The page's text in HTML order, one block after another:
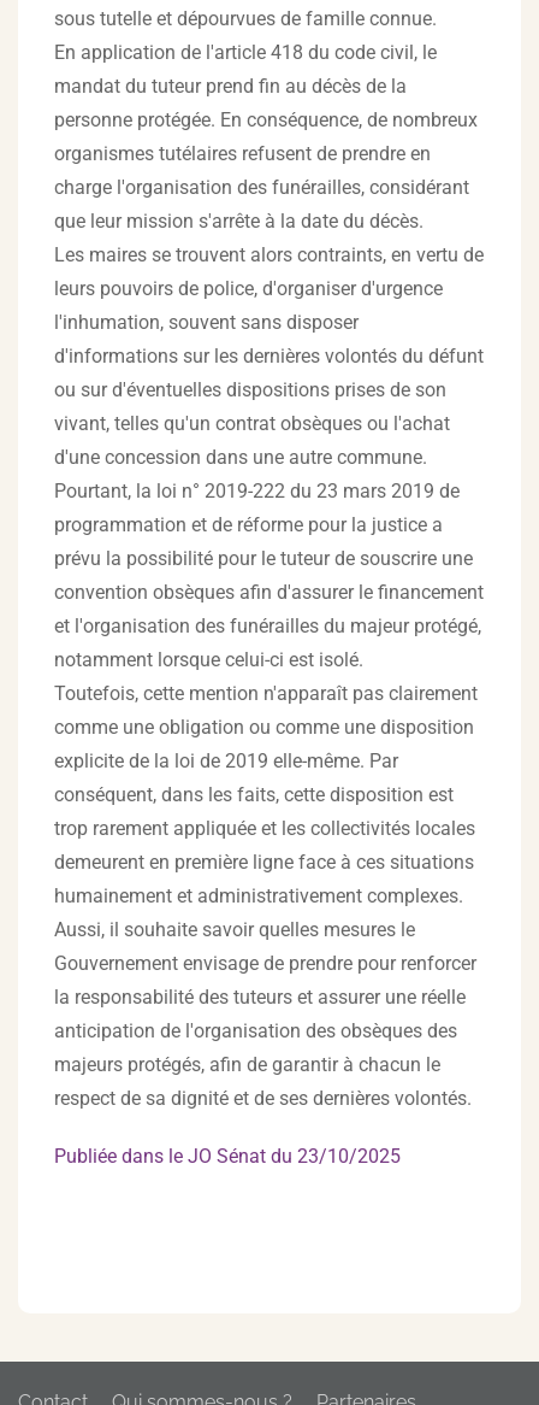
sous tutelle et dépourvues de famille connue.
En application de l'article 418 du code civil, le
mandat du tuteur prend fin au décès de la
personne protégée. En conséquence, de nombreux
organismes tutélaires refusent de prendre en
charge l'organisation des funérailles, considérant
que leur mission s'arrête à la date du décès.
Les maires se trouvent alors contraints, en vertu de
leurs pouvoirs de police, d'organiser d'urgence
l'inhumation, souvent sans disposer
d'informations sur les dernières volontés du défunt
ou sur d'éventuelles dispositions prises de son
vivant, telles qu'un contrat obsèques ou l'achat
d'une concession dans une autre commune.
Pourtant, la loi n° 2019-222 du 23 mars 2019 de
programmation et de réforme pour la justice a
prévu la possibilité pour le tuteur de souscrire une
convention obsèques afin d'assurer le financement
et l'organisation des funérailles du majeur protégé,
notamment lorsque celui-ci est isolé.
Toutefois, cette mention n'apparaît pas clairement
comme une obligation ou comme une disposition
explicite de la loi de 2019 elle-même. Par
conséquent, dans les faits, cette disposition est
trop rarement appliquée et les collectivités locales
demeurent en première ligne face à ces situations
humainement et administrativement complexes.
Aussi, il souhaite savoir quelles mesures le
Gouvernement envisage de prendre pour renforcer
la responsabilité des tuteurs et assurer une réelle
anticipation de l'organisation des obsèques des
majeurs protégés, afin de garantir à chacun le
respect de sa dignité et de ses dernières volontés.
Publiée dans le JO Sénat du 23/10/2025